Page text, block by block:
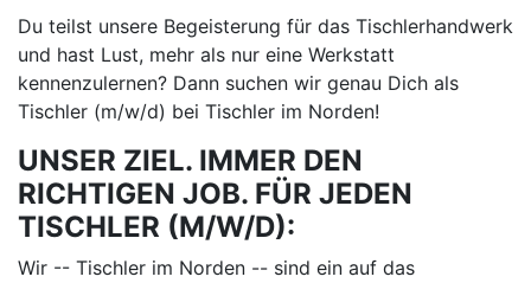
Du teilst unsere Begeisterung für das Tischlerhandwerk
und hast Lust, mehr als nur eine Werkstatt
kennenzulernen? Dann suchen wir genau Dich als
Tischler (m/w/d) bei Tischler im Norden!
UNSER ZIEL. IMMER DEN
RICHTIGEN JOB. FÜR JEDEN
TISCHLER (M/W/D):
Wir -- Tischler im Norden -- sind ein auf das